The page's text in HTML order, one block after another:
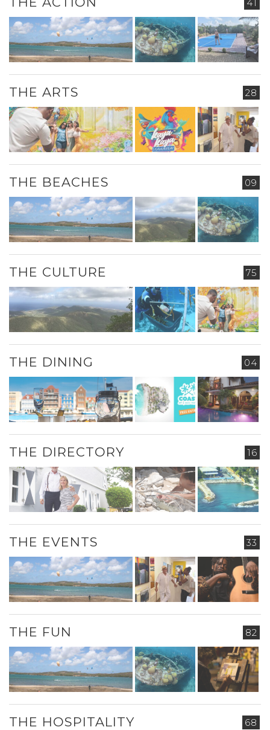
41
28
THE ARTS
09
THE BEACHES
75
THE CULTURE
04
THE DINING
16
THE DIRECTORY
33
THE EVENTS
82
THE FUN
68
THE HOSPITALITY